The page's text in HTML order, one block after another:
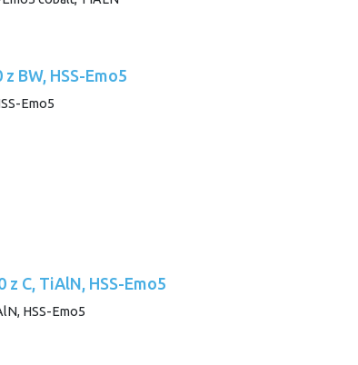
BW, HSS-Emo5
C, TiAlN, HSS-Emo5